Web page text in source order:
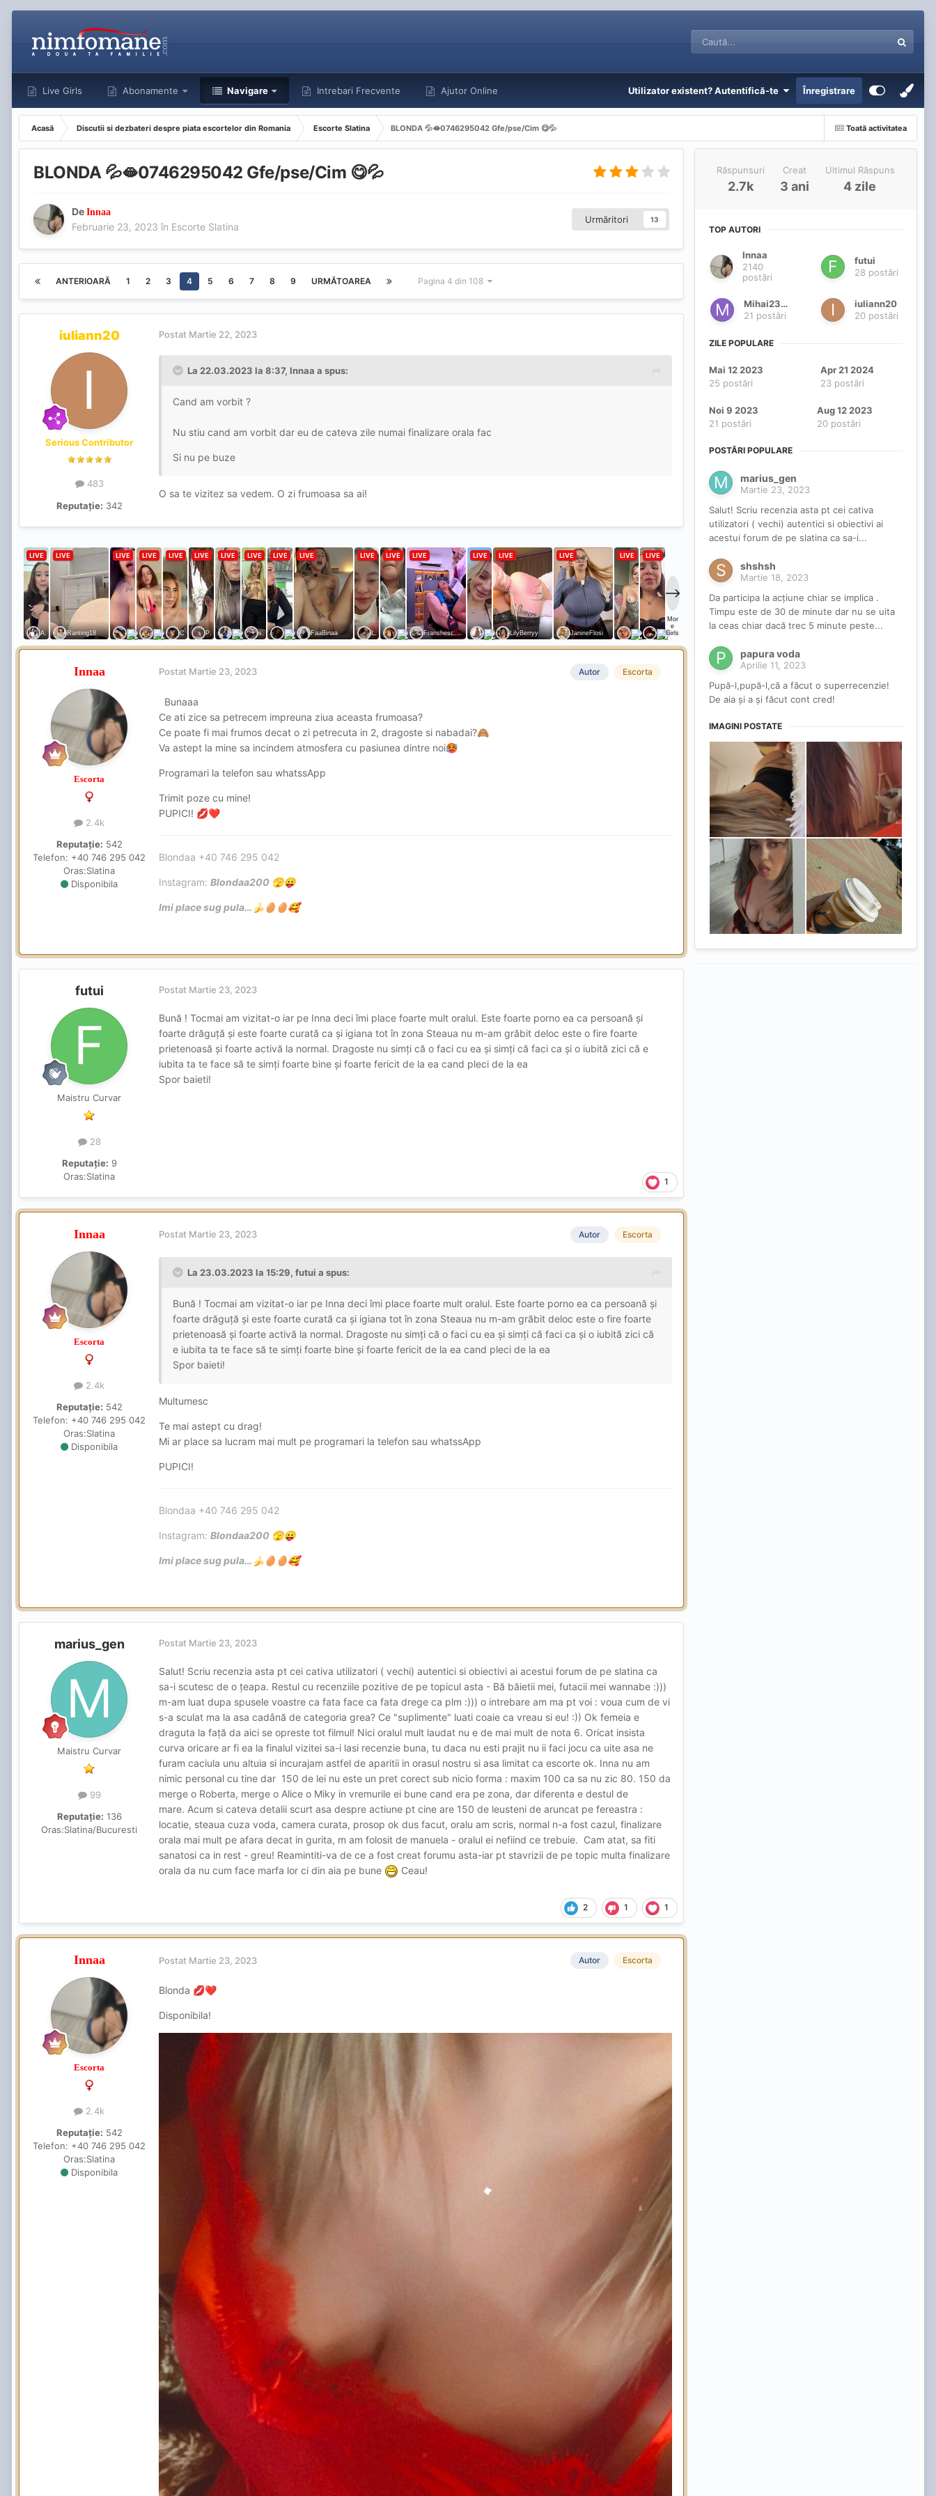
Live Girls Abonamente Navigare Intrebari Frecvente Ajutor Online Utilizator existent? Autentifică-te Înregistrare
Toată activitatea
Acasă Discutii si dezbateri despre piata escortelor din Romania Escorte Slatina BLONDA 💦🫦0746295042 Gfe/pse/Cim 😋💦
BLONDA 💦🫦0746295042 Gfe/pse/Cim 😋💦
De Innaa
Februarie 23, 2023 în Escorte Slatina
Urmăritori 13
ANTERIOARĂ 1 2 3 4 5 6 7 8 9 URMĂTOAREA Pagina 4 din 108
iuliann20
Serious Contributor
483
Reputație: 342
Postat Martie 22, 2023
La 22.03.2023 la 8:37, Innaa a spus:
Cand am vorbit ?
Nu stiu cand am vorbit dar eu de cateva zile numai finalizare orala fac
Si nu pe buze
O sa te vizitez sa vedem. O zi frumoasa sa ai!
Innaa
Escorta
2.4k
Reputație: 542
Telefon: +40 746 295 042
Oras:Slatina
Disponibila
Autor Escorta
Postat Martie 23, 2023
Bunaaa
Ce ati zice sa petrecem impreuna ziua aceasta frumoasa?
Ce poate fi mai frumos decat o zi petrecuta in 2, dragoste si nabadai?🙈
Va astept la mine sa incindem atmosfera cu pasiunea dintre noi🥵
Programari la telefon sau whatssApp
Trimit poze cu mine!
PUPICI! 💋❤️
Blondaa +40 746 295 042
Instagram: Blondaa200 🫣😛
Imi place sug pula… 🍌 🥚 🥚🥰
futui
Maistru Curvar
28
Reputație: 9
Oras:Slatina
Postat Martie 23, 2023
Bună ! Tocmai am vizitat-o iar pe Inna deci îmi place foarte mult oralul. Este foarte porno ea ca persoană și
foarte drăguță și este foarte curată ca și igiana tot în zona Steaua nu m-am grăbit deloc este o fire foarte
prietenoasă și foarte activă la normal. Dragoste nu simți că o faci cu ea și simți că faci ca și o iubită zici că e
iubita ta te face să te simți foarte bine și foarte fericit de la ea cand pleci de la ea
Spor baieti!
1
Innaa
Escorta
2.4k
Reputație: 542
Telefon: +40 746 295 042
Oras:Slatina
Disponibila
Autor Escorta
Postat Martie 23, 2023
La 23.03.2023 la 15:29, futui a spus:
Bună ! Tocmai am vizitat-o iar pe Inna deci îmi place foarte mult oralul. Este foarte porno ea ca persoană și
foarte drăguță și este foarte curată ca și igiana tot în zona Steaua nu m-am grăbit deloc este o fire foarte
prietenoasă și foarte activă la normal. Dragoste nu simți că o faci cu ea și simți că faci ca și o iubită zici că
e iubita ta te face să te simți foarte bine și foarte fericit de la ea cand pleci de la ea
Spor baieti!
Multumesc
Te mai astept cu drag!
Mi ar place sa lucram mai mult pe programari la telefon sau whatssApp
PUPICI!
Blondaa +40 746 295 042
Instagram: Blondaa200 🫣😛
Imi place sug pula… 🍌 🥚 🥚🥰
marius_gen
Maistru Curvar
99
Reputație: 136
Oras:Slatina/Bucuresti
Postat Martie 23, 2023
Salut! Scriu recenzia asta pt cei cativa utilizatori ( vechi) autentici si obiectivi ai acestui forum de pe slatina ca
sa-i scutesc de o țeapa. Restul cu recenziile pozitive de pe topicul asta - Bă băietii mei, futacii mei wannabe :)))
m-am luat dupa spusele voastre ca fata face ca fata drege ca plm :))) o intrebare am ma pt voi : voua cum de vi
s-a sculat ma la asa cadână de categoria grea? Ce "suplimente" luati coaie ca vreau si eu! :)) Ok femeia e
draguta la față da aici se opreste tot filmul! Nici oralul mult laudat nu e de mai mult de nota 6. Oricat insista
curva oricare ar fi ea la finalul vizitei sa-i lasi recenzie buna, tu daca nu esti prajit nu ii faci jocu ca uite asa ne
furam caciula unu altuia si incurajam astfel de aparitii in orasul nostru si asa limitat ca escorte ok. Inna nu am
nimic personal cu tine dar 150 de lei nu este un pret corect sub nicio forma : maxim 100 ca sa nu zic 80. 150 da
merge o Roberta, merge o Alice o Miky in vremurile ei bune cand era pe zona, dar diferenta e destul de
mare. Acum si cateva detalii scurt asa despre actiune pt cine are 150 de leusteni de aruncat pe fereastra :
locatie, steaua cuza voda, camera curata, prosop ok dus facut, oralu am scris, normal n-a fost cazul, finalizare
orala mai mult pe afara decat in gurita, m am folosit de manuela - oralul ei nefiind ce trebuie. Cam atat, sa fiti
sanatosi ca in rest - greu! Reamintiti-va de ce a fost creat forumu asta-iar pt stavrizii de pe topic multa finalizare
orala da nu cum face marfa lor ci din aia pe bune
Ceau!
2 1 1
Innaa
Escorta
2.4k
Reputație: 542
Telefon: +40 746 295 042
Oras:Slatina
Disponibila
Autor Escorta
Postat Martie 23, 2023
Blonda 💋❤️
Disponibila!
Răspunsuri
2.7k
Creat
3 ani
Ultimul Răspuns
4 zile
TOP AUTORI
Innaa
2140
postări
futui
28 postări
Mihai2362
21 postări
iuliann20
20 postări
ZILE POPULARE
Mai 12 2023
25 postări
Apr 21 2024
23 postări
Noi 9 2023
21 postări
Aug 12 2023
20 postări
POSTĂRI POPULARE
marius_gen
Martie 23, 2023
Salut! Scriu recenzia asta pt cei cativa
utilizatori ( vechi) autentici si obiectivi ai
acestui forum de pe slatina ca sa-i...
shshsh
Martie 18, 2023
Da participa la acțiune chiar se implica .
Timpu este de 30 de minute dar nu se uita
la ceas chiar dacă trec 5 minute peste...
papura voda
Aprilie 11, 2023
Pupă-l,pupă-l,că a făcut o superrecenzie!
De aia și a și făcut cont cred!
IMAGINI POSTATE